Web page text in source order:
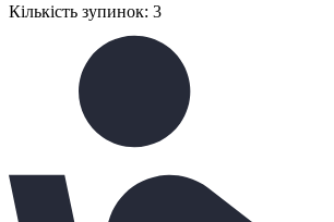
Кількість зупинок: 3